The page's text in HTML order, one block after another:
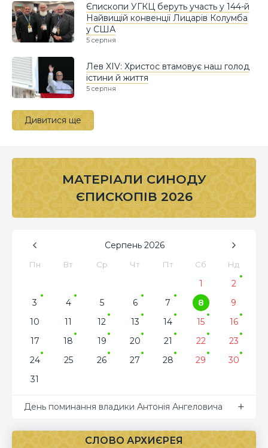
Єпископи УГКЦ беруть участь у 144-й
Найвищій конвенції Лицарів Колумба
у США
5 серпня
Лев XIV: Христос втамовує наш голод
істини й життя
5 серпня
Дивитися ще
МАТЕРІАЛИ СИНОДУ
ЄПИСКОПІВ 2026
Серпень 2026
Пн Вт Ср Чт Пт Сб Нд
1
2
3
4 5 6 7 8
9
10
11 12 13 14 15
16
17
18 19 20 21 22
23
24
25 26 27 28 29
30
31
День поминання владики Антонія Ангеловича
СЛОВО АРХИЄРЕЯ